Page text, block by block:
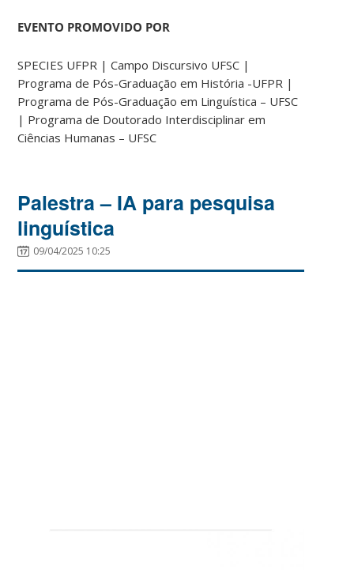
EVENTO PROMOVIDO POR
SPECIES UFPR | Campo Discursivo UFSC |
Programa de Pós-Graduação em História -UFPR |
Programa de Pós-Graduação em Linguística – UFSC
| Programa de Doutorado Interdisciplinar em
Ciências Humanas – UFSC
Palestra – IA para pesquisa
linguística
09/04/2025 10:25